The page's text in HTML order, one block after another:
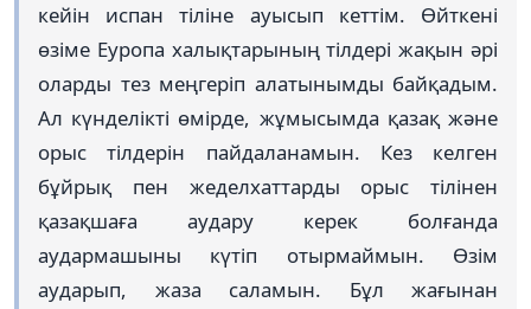
кейін испан тіліне ауысып кеттім. Өйткені
өзіме Еуропа халықтарының тілдері жақын әрі
оларды тез меңгеріп алатынымды байқадым.
Ал күнделікті өмірде, жұмысымда қазақ және
орыс тілдерін пайдаланамын. Кез келген
бұйрық пен жеделхаттарды орыс тілінен
қазақшаға аудару керек болғанда
аудармашыны күтіп отырмаймын. Өзім
аударып, жаза саламын. Бұл жағынан